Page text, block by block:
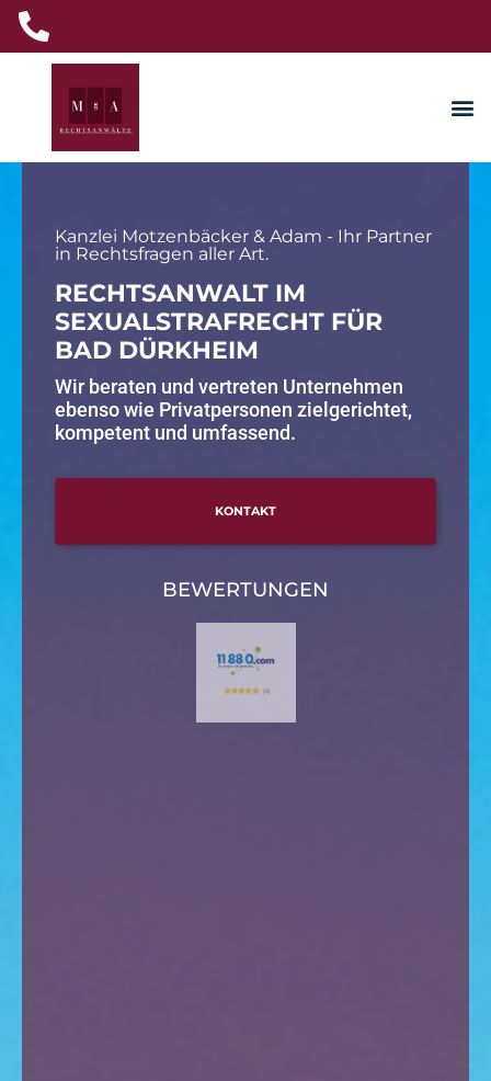
Kanzlei Motzenbäcker & Adam - Ihr Partner
in Rechtsfragen aller Art.
RECHTSANWALT IM
SEXUALSTRAFRECHT FÜR
BAD DÜRKHEIM
Wir beraten und vertreten Unternehmen
ebenso wie Privatpersonen zielgerichtet,
kompetent und umfassend.
KONTAKT
BEWERTUNGEN